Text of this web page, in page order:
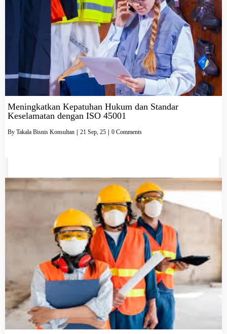
Meningkatkan Kepatuhan Hukum dan Standar
Keselamatan dengan ISO 45001
By Takala Bisnis Konsultan | 21 Sep, 25 | 0 Comments